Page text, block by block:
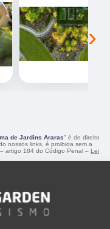
›
de Jardins Araras" é de direito
nossos links, é proibida sem a
artigo 184 do Código Penal – Lei